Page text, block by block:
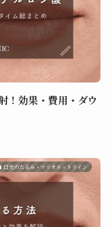
！効果・費用・ダウ
口元のたるみ・マリオネットライン